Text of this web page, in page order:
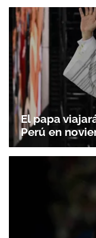
El papa
Perú en